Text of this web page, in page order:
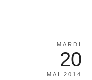
MARDI
20
MAI 2014